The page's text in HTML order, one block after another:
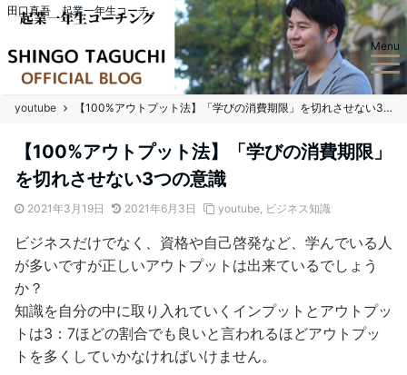
田口真吾 起業一年生コーチ
Menu
youtube 【100%アウトプット法】「学びの消費期限」を切れさせない3つの意識
【100%アウトプット法】「学びの消費期限」
を切れさせない3つの意識
2021年3月19日 2021年6月3日 youtube, ビジネス知識
ビジネスだけでなく、資格や自己啓発など、学んでいる人
が多いですが正しいアウトプットは出来ているでしょう
か？
知識を自分の中に取り入れていくインプットとアウトプッ
トは3：7ほどの割合でも良いと言われるほどアウトプッ
トを多くしていかなければいけません。